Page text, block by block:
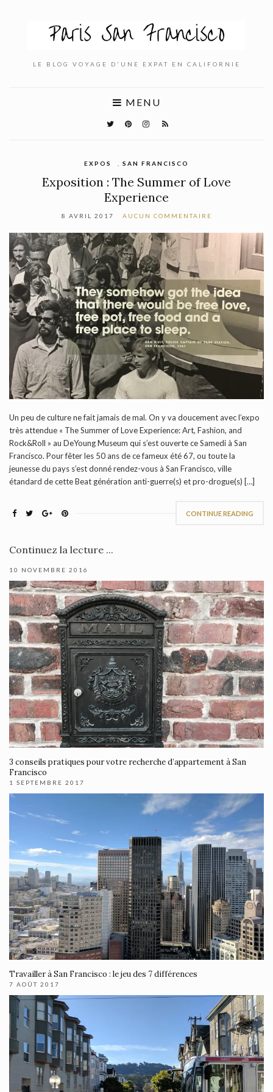
LE BLOG VOYAGE D'UNE EXPAT EN CALIFORNIE
MENU
EXPOS SAN FRANCISCO
Exposition : The Summer of Love
Experience
8 AVRIL 2017 AUCUN COMMENTAIRE
Un peu de culture ne fait jamais de mal. On y va doucement avec l’expo
très attendue « The Summer of Love Experience: Art, Fashion, and
Rock&Roll » au DeYoung Museum qui s’est ouverte ce Samedi à San
Francisco. Pour fêter les 50 ans de ce fameux été 67, ou toute la
jeunesse du pays s’est donné rendez-vous à San Francisco, ville
étandard de cette Beat génération anti-guerre(s) et pro-drogue(s) […]
CONTINUE READING
Continuez la lecture ...
10 NOVEMBRE 2016
3 conseils pratiques pour votre recherche d’appartement à San
Francisco
1 SEPTEMBRE 2017
Travailler à San Francisco : le jeu des 7 différences
7 AOÛT 2017